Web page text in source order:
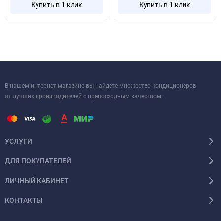
эффективности и комфорта, который прослужит вам долгие
Купить в 1 клик Купить в 1 клик
В нашем интернет-магазине вы найдете множество кондиционеров
от лучших производителей с превосходным качеством.
УСЛУГИ
ДЛЯ ПОКУПАТЕЛЕЙ
ЛИЧНЫЙ КАБИНЕТ
КОНТАКТЫ